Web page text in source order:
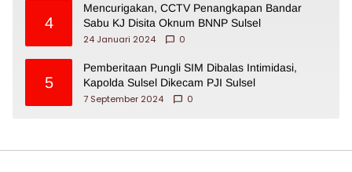
4
Mencurigakan, CCTV Penangkapan Bandar
Sabu KJ Disita Oknum BNNP Sulsel
24 Januari 2024
0
5
Pemberitaan Pungli SIM Dibalas Intimidasi,
Kapolda Sulsel Dikecam PJI Sulsel
7 September 2024
0